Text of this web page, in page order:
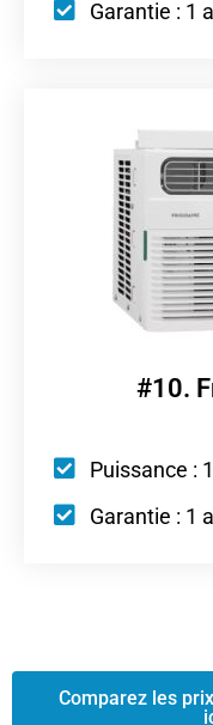
Garantie : 1
#10.
Puissance :
Garantie : 1
Comparez les